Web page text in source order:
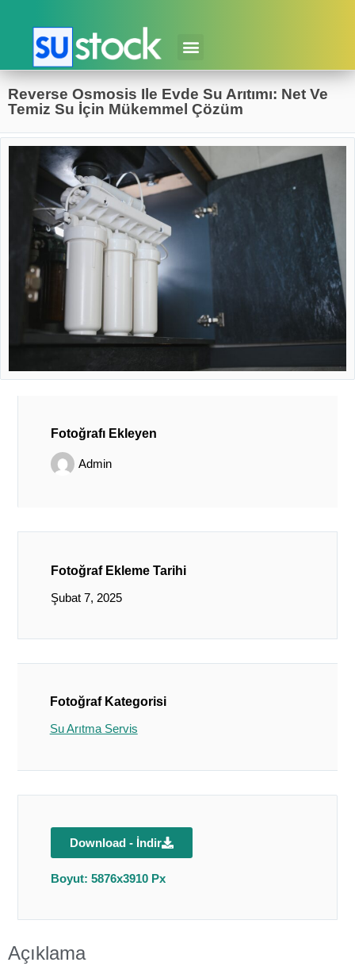
Reverse Osmosis Ile Evde Su Arıtımı: Net Ve
Temiz Su İçin Mükemmel Çözüm
Fotoğrafı Ekleyen
Admin
Fotoğraf Ekleme Tarihi
Şubat 7, 2025
Fotoğraf Kategorisi
Su Arıtma Servis
Download - İndir
Boyut: 5876x3910 Px
Açıklama